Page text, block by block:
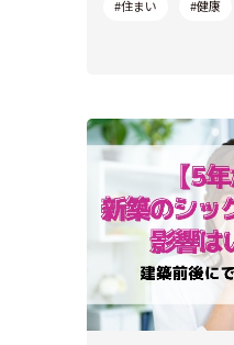
#住まい #健康